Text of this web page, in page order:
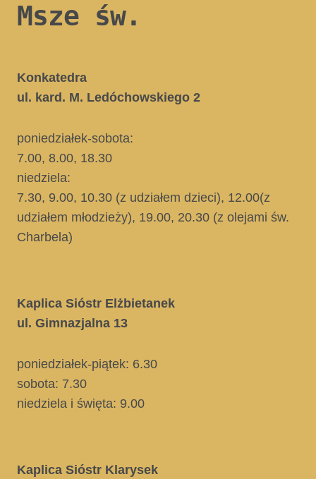
Msze św.
Konkatedra
ul. kard. M. Ledóchowskiego 2
poniedziałek-sobota:
7.00, 8.00, 18.30
niedziela:
7.30, 9.00, 10.30 (z udziałem dzieci), 12.00(z
udziałem młodzieży), 19.00, 20.30 (z olejami św.
Charbela)
Kaplica Sióstr Elżbietanek
ul. Gimnazjalna 13
poniedziałek-piątek: 6.30
sobota: 7.30
niedziela i święta: 9.00
Kaplica Sióstr Klarysek